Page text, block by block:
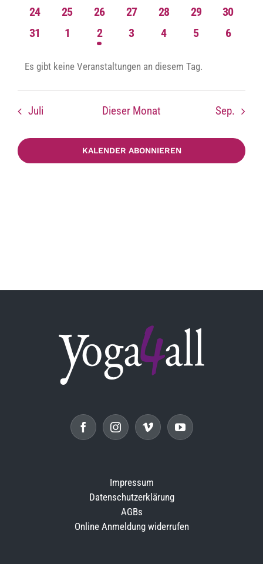
Veranstaltungen
Veranstaltungen
Veranstaltungen
Veranstaltungen
Veranstaltungen
Veranstaltungen
0
Veranstaltungen
24
0
Veranstaltungen
25
0
Veranstaltungen
26
0
Veranstaltungen
27
0
Veranstaltungen
28
0
Veranstaltungen
29
0
30
0
Veranstaltungen
31
0
Veranstaltungen
1
1
Veranstaltung
2
0
3
0
4
0
5
0
6
Hinweis
Es gibt keine Veranstaltungen an diesem Tag.
Juli Dieser Monat Sep.
KALENDER ABONNIEREN
Impressum
Datenschutzerklärung
AGBs
Online Anmeldung widerrufen